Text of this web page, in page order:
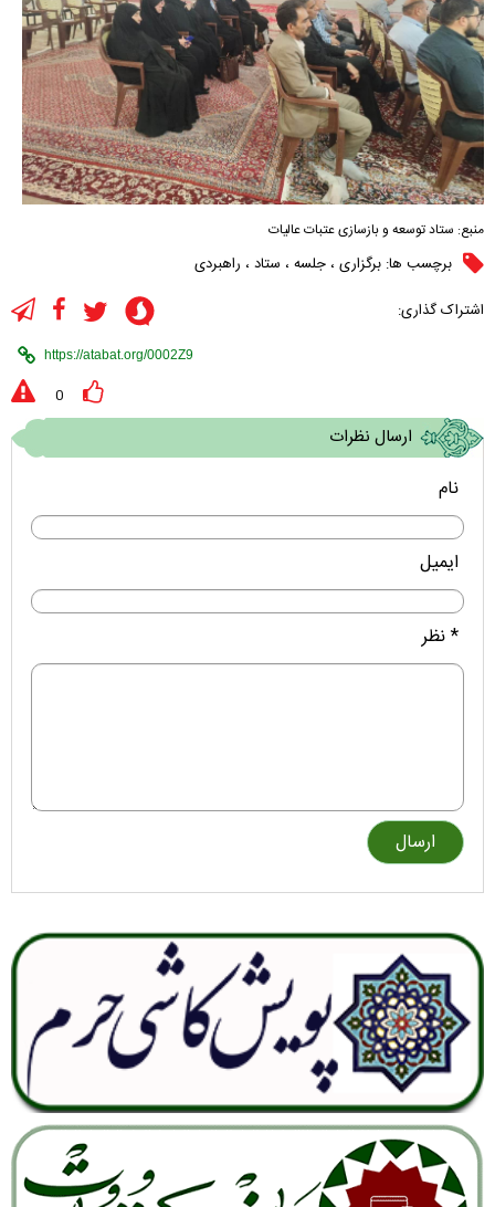
منبع: ستاد توسعه و بازسازی عتبات عالیات
برچسب ها: برگزاری ، جلسه ، ستاد ، راهبردی
اشتراک گذاری:
0
ارسال نظرات
نام
ایمیل
* نظر